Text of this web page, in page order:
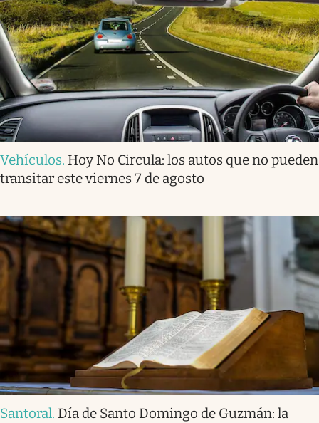
Vehículos. Hoy No Circula: los autos que no pueden
transitar este viernes 7 de agosto
Santoral. Día de Santo Domingo de Guzmán: la